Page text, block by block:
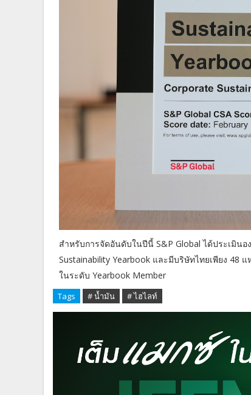
สำหรับการจัดอันดับในปีนี้ S&P Global ได้ประเมิน
Sustainability Yearbook และมีบริษัทไทยเพียง 48
ในระดับ Yearbook Member
Tags # น้ำมัน # ไฮไลท์